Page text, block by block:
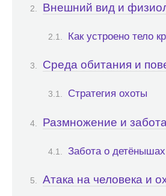
Внешний вид и
Как устроено тело
Среда обитания и
Стратегия охоты
Размножение и
Забота о детёнышах
Атака на человека и